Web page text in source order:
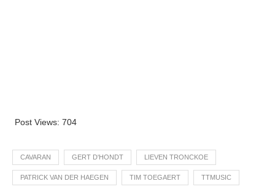
Post Views: 704
CAVARAN GERT D'HONDT LIEVEN TRONCKOE
PATRICK VAN DER HAEGEN TIM TOEGAERT TTMUSIC